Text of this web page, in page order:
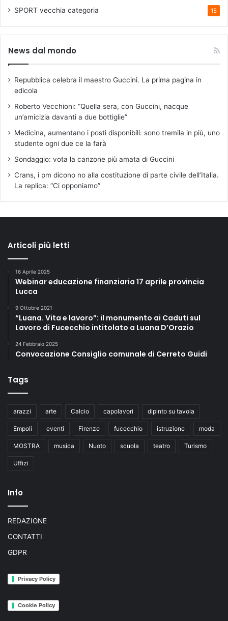
SPORT vecchia categoria 15
News dal mondo
Repubblica celebra il maestro Guccini. La prima pagina in
edicola
Roberto Vecchioni: “Quella sera, con Guccini, nacque
un’amicizia davanti a due bottiglie”
Medicina, aumentano i posti disponibili: sono tremila in più, uno
studente ogni due ce la farà
Sondaggio: vota la canzone più amata di Guccini
Crans, i pm dicono no alla costituzione di parte civile dell’Italia.
La replica: “Ci opponiamo”
Articoli più letti
16 Aprile 2025
Webinar educazione finanziaria 17 aprile provincia
Lucca
9 Ottobre 2021
“Luana. Vita e lavoro”: il monumento ai Caduti sul
Lavoro di Fucecchio intitolato a Luana D’Orazio
24 Febbraio 2025
Convocazione Consiglio comunale di Cerreto Guidi
Tags
arazzi arte Calcio capolavori dipinto su tavola
Empoli eventi Firenze fucecchio istruzione moda
MOSTRA musica Nuoto scuola teatro Turismo
Uffizi
Info
REDAZIONE
CONTATTI
GDPR
Privacy Policy
Cookie Policy